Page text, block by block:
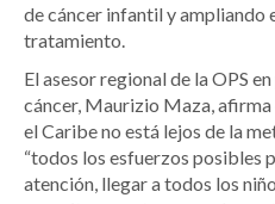
de cáncer infantil y ampliando
tratamiento.
El asesor regional de la OPS
cáncer, Maurizio Maza,
el Caribe no está lejos de la
“todos los esfuerzos posibles
atención, llegar a todos los